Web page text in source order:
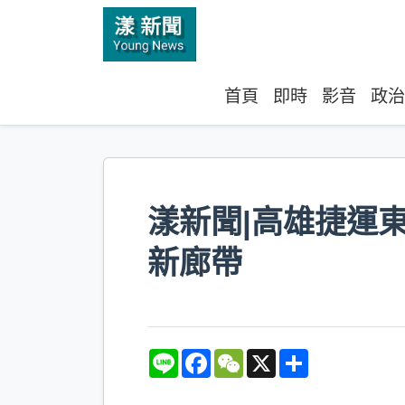
首頁 即時 影音 政治
漾新聞|高雄捷運
新廊帶
L
F
W
X